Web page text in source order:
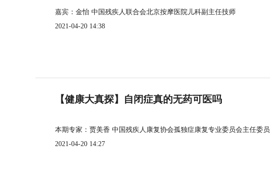
嘉宾：金怡 中国残疾人联合会北京按摩医院儿科副主任技师
2021-04-20 14:38
【健康大真探】自闭症真的无药可医吗
本期专家：贾美香 中国残疾人康复协会孤独症康复专业委员会主任委员
2021-04-20 14:27